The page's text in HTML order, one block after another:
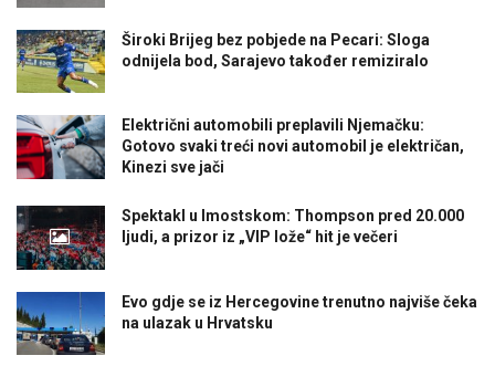
Široki Brijeg bez pobjede na Pecari: Sloga
odnijela bod, Sarajevo također remiziralo
Električni automobili preplavili Njemačku:
Gotovo svaki treći novi automobil je električan,
Kinezi sve jači
Spektakl u Imostskom: Thompson pred 20.000
ljudi, a prizor iz „VIP lože“ hit je večeri
Evo gdje se iz Hercegovine trenutno najviše čeka
na ulazak u Hrvatsku